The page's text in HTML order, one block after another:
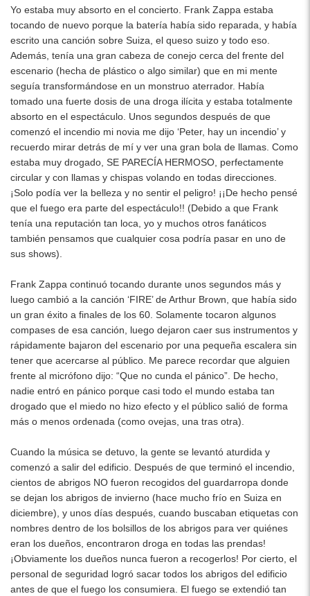
Yo estaba muy absorto en el concierto. Frank Zappa estaba
tocando de nuevo porque la batería había sido reparada, y había
escrito una canción sobre Suiza, el queso suizo y todo eso.
Además, tenía una gran cabeza de conejo cerca del frente del
escenario (hecha de plástico o algo similar) que en mi mente
seguía transformándose en un monstruo aterrador. Había
tomado una fuerte dosis de una droga ilícita y estaba totalmente
absorto en el espectáculo. Unos segundos después de que
comenzó el incendio mi novia me dijo ‘Peter, hay un incendio’ y
recuerdo mirar detrás de mí y ver una gran bola de llamas. Como
estaba muy drogado, SE PARECÍA HERMOSO, perfectamente
circular y con llamas y chispas volando en todas direcciones.
¡Solo podía ver la belleza y no sentir el peligro! ¡¡De hecho pensé
que el fuego era parte del espectáculo!! (Debido a que Frank
tenía una reputación tan loca, yo y muchos otros fanáticos
también pensamos que cualquier cosa podría pasar en uno de
sus shows).
Frank Zappa continuó tocando durante unos segundos más y
luego cambió a la canción ‘FIRE’ de Arthur Brown, que había sido
un gran éxito a finales de los 60. Solamente tocaron algunos
compases de esa canción, luego dejaron caer sus instrumentos y
rápidamente bajaron del escenario por una pequeña escalera sin
tener que acercarse al público. Me parece recordar que alguien
frente al micrófono dijo: “Que no cunda el pánico”. De hecho,
nadie entró en pánico porque casi todo el mundo estaba tan
drogado que el miedo no hizo efecto y el público salió de forma
más o menos ordenada (como ovejas, una tras otra).
Cuando la música se detuvo, la gente se levantó aturdida y
comenzó a salir del edificio. Después de que terminó el incendio,
cientos de abrigos NO fueron recogidos del guardarropa donde
se dejan los abrigos de invierno (hace mucho frío en Suiza en
diciembre), y unos días después, cuando buscaban etiquetas con
nombres dentro de los bolsillos de los abrigos para ver quiénes
eran los dueños, encontraron droga en todas las prendas!
¡Obviamente los dueños nunca fueron a recogerlos! Por cierto, el
personal de seguridad logró sacar todos los abrigos del edificio
antes de que el fuego los consumiera. El fuego se extendió tan